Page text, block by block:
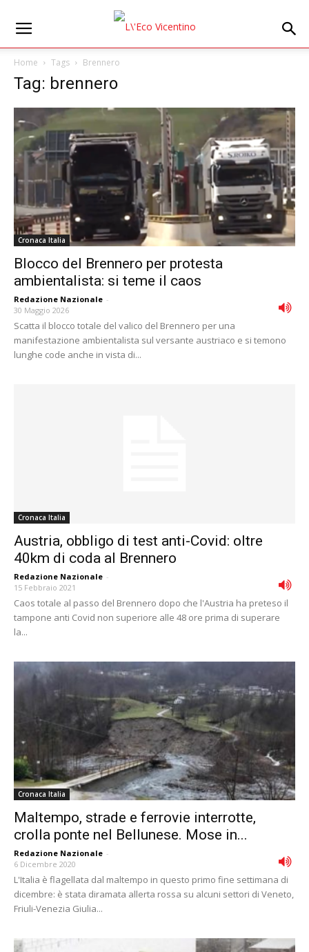
Home Tags Brennero
Tag: brennero
Cronaca Italia
Blocco del Brennero per protesta
ambientalista: si teme il caos
Redazione Nazionale -
30 Maggio 2026
Scatta il blocco totale del valico del Brennero per una
manifestazione ambientalista sul versante austriaco e si temono
lunghe code anche in vista di...
Cronaca Italia
Austria, obbligo di test anti-Covid: oltre
40km di coda al Brennero
Redazione Nazionale -
15 Febbraio 2021
Caos totale al passo del Brennero dopo che l'Austria ha preteso il
tampone anti Covid non superiore alle 48 ore prima di superare
la...
Cronaca Italia
Maltempo, strade e ferrovie interrotte,
crolla ponte nel Bellunese. Mose in...
Redazione Nazionale -
6 Dicembre 2020
L'Italia è flagellata dal maltempo in questo primo fine settimana di
dicembre: è stata diramata allerta rossa su alcuni settori di Veneto,
Friuli-Venezia Giulia...